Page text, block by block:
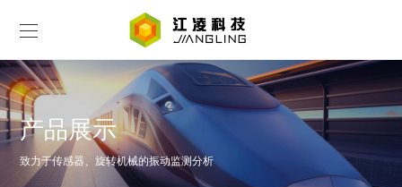
产品展示
致力于传感器、旋转机械的振动监测分析